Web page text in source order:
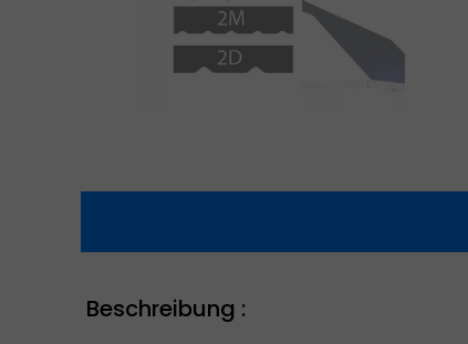
Beschreibung :